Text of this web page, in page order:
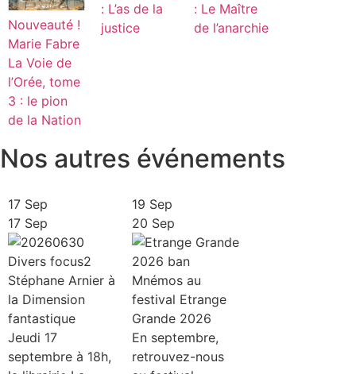
Nouveauté !
Marie Fabre
La Voie de
l’Orée, tome
3 : le pion
de la Nation
: L’as de la
justice
: Le Maître
de l’anarchie
Nos autres événements
17 Sep
17 Sep
Stéphane Arnier à
la Dimension
fantastique
Jeudi 17
septembre à 18h,
19 Sep
20 Sep
Mnémos au
festival Etrange
Grande 2026
En septembre,
retrouvez-nous